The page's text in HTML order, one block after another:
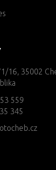
16, 35002
559
345